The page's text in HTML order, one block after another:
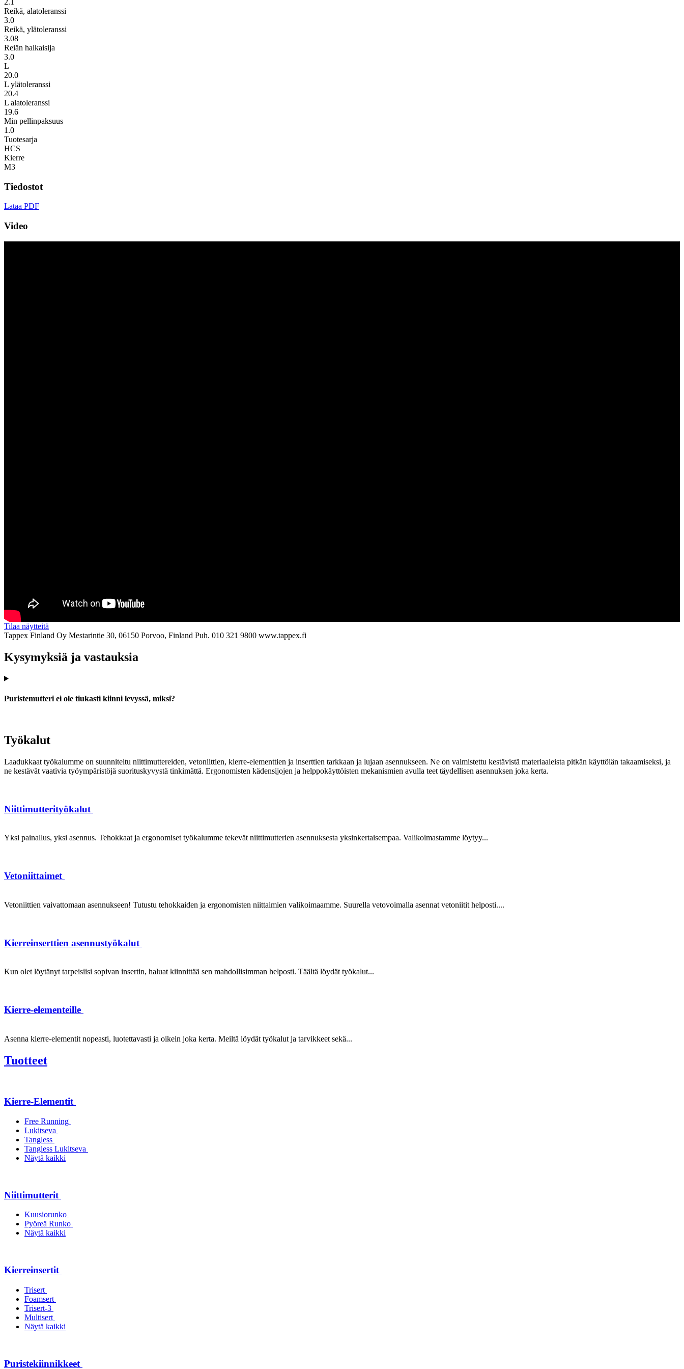
Reikä, alatoleranssi
3.0
Reikä, ylätoleranssi
3.08
Reiän halkaisija
3.0
L
20.0
L ylätoleranssi
20.4
L alatoleranssi
19.6
Min pellinpaksuus
1.0
Tuotesarja
HCS
Kierre
M3
Tiedostot
Lataa PDF
Video
Tilaa näytteitä
Tappex Finland Oy Mestarintie 30, 06150 Porvoo, Finland Puh. 010 321 9800 www.tappex.fi
Kysymyksiä ja vastauksia
Puristemutteri ei ole tiukasti kiinni levyssä, miksi?
Työkalut
Laadukkaat työkalumme on suunniteltu niittimuttereiden, vetoniittien, kierre-elementtien ja inserttien tarkkaan ja lujaan asennukseen. Ne on valmistettu kestävistä materiaaleista pitkän käyttöiän takaamiseksi, ja
ne kestävät vaativia työympäristöjä suorituskyvystä tinkimättä. Ergonomisten kädensijojen ja helppokäyttöisten mekanismien avulla teet täydellisen asennuksen joka kerta.
Niittimutterityökalut
Yksi painallus, yksi asennus. Tehokkaat ja ergonomiset työkalumme tekevät niittimutterien asennuksesta yksinkertaisempaa. Valikoimastamme löytyy...
Vetoniittaimet
Vetoniittien vaivattomaan asennukseen! Tutustu tehokkaiden ja ergonomisten niittaimien valikoimaamme. Suurella vetovoimalla asennat vetoniitit helposti....
Kierreinserttien asennustyökalut
Kun olet löytänyt tarpeisiisi sopivan insertin, haluat kiinnittää sen mahdollisimman helposti. Täältä löydät työkalut...
Kierre-elementeille
Asenna kierre-elementit nopeasti, luotettavasti ja oikein joka kerta. Meiltä löydät työkalut ja tarvikkeet sekä...
Tuotteet
Kierre-Elementit
Free Running
Lukitseva
Tangless
Tangless Lukitseva
Näytä kaikki
Niittimutterit
Kuusiorunko
Pyöreä Runko
Näytä kaikki
Kierreinsertit
Trisert
Foamsert
Trisert-3
Multisert
Näytä kaikki
Puristekiinnikkeet